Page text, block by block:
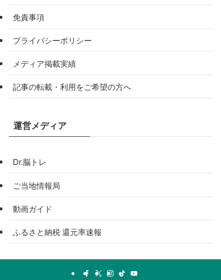
免責事項
プライバシーポリシー
メディア掲載実績
記事の転載・利用をご希望の方へ
運営メディア
Dr.脳トレ
ご当地情報局
動画ガイド
ふるさと納税 還元率速報